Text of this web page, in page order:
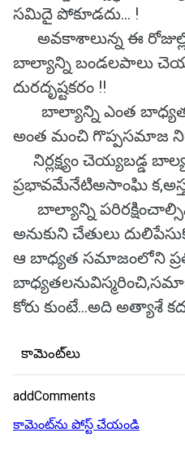
సమిదై పోకూడదు... !
అవకాశాలున్న ఈ
బాల్యాన్ని బండలపాలు
దురదృష్టకరం !!
బాల్యాన్ని ఎంత బాధ్యత
అంత మంచి గొప్పసమాజ
నిర్లక్ష్యం చెయ్యబడ్డ
ప్రభావమేనేటిఅసాంఘి
బాల్యాన్ని
అనుకుని చేతులు
ఆ బాధ్యత సమాజంలోని
కోరు కుంటే...అది అత్యాశే
కామెంట్‌లు
addComments
కామెంట్‌ను పోస్ట్ చేయండి